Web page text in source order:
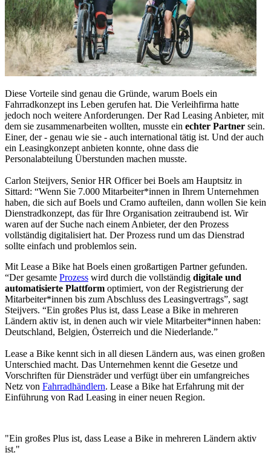
Diese Vorteile sind genau die Gründe, warum Boels ein
Fahrradkonzept ins Leben gerufen hat. Die Verleihfirma hatte
jedoch noch weitere Anforderungen. Der Rad Leasing Anbieter, mit
dem sie zusammenarbeiten wollten, musste ein echter Partner sein.
Einer, der - genau wie sie - auch international tätig ist. Und der auch
ein Leasingkonzept anbieten konnte, ohne dass die
Personalabteilung Überstunden machen musste.
Carlon Steijvers, Senior HR Officer bei Boels am Hauptsitz in
Sittard: “Wenn Sie 7.000 Mitarbeiter*innen in Ihrem Unternehmen
haben, die sich auf Boels und Cramo aufteilen, dann wollen Sie kein
Dienstradkonzept, das für Ihre Organisation zeitraubend ist. Wir
waren auf der Suche nach einem Anbieter, der den Prozess
vollständig digitalisiert hat. Der Prozess rund um das Dienstrad
sollte einfach und problemlos sein.
Mit Lease a Bike hat Boels einen großartigen Partner gefunden.
“Der gesamte Prozess wird durch die vollständig digitale und
automatisierte Plattform optimiert, von der Registrierung der
Mitarbeiter*innen bis zum Abschluss des Leasingvertrags”, sagt
Steijvers. “Ein großes Plus ist, dass Lease a Bike in mehreren
Ländern aktiv ist, in denen auch wir viele Mitarbeiter*innen haben:
Deutschland, Belgien, Österreich und die Niederlande.”
Lease a Bike kennt sich in all diesen Ländern aus, was einen großen
Unterschied macht. Das Unternehmen kennt die Gesetze und
Vorschriften für Diensträder und verfügt über ein umfangreiches
Netz von Fahrradhändlern. Lease a Bike hat Erfahrung mit der
Einführung von Rad Leasing in einer neuen Region.
"Ein großes Plus ist, dass Lease a Bike in mehreren Ländern aktiv
ist."